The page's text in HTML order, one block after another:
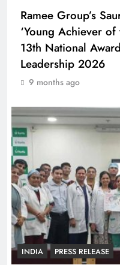
Ramee Group’s
‘Young Achiever of
13th National
Leadership 2026
9 months ago
INDIA PRESS RELEASE